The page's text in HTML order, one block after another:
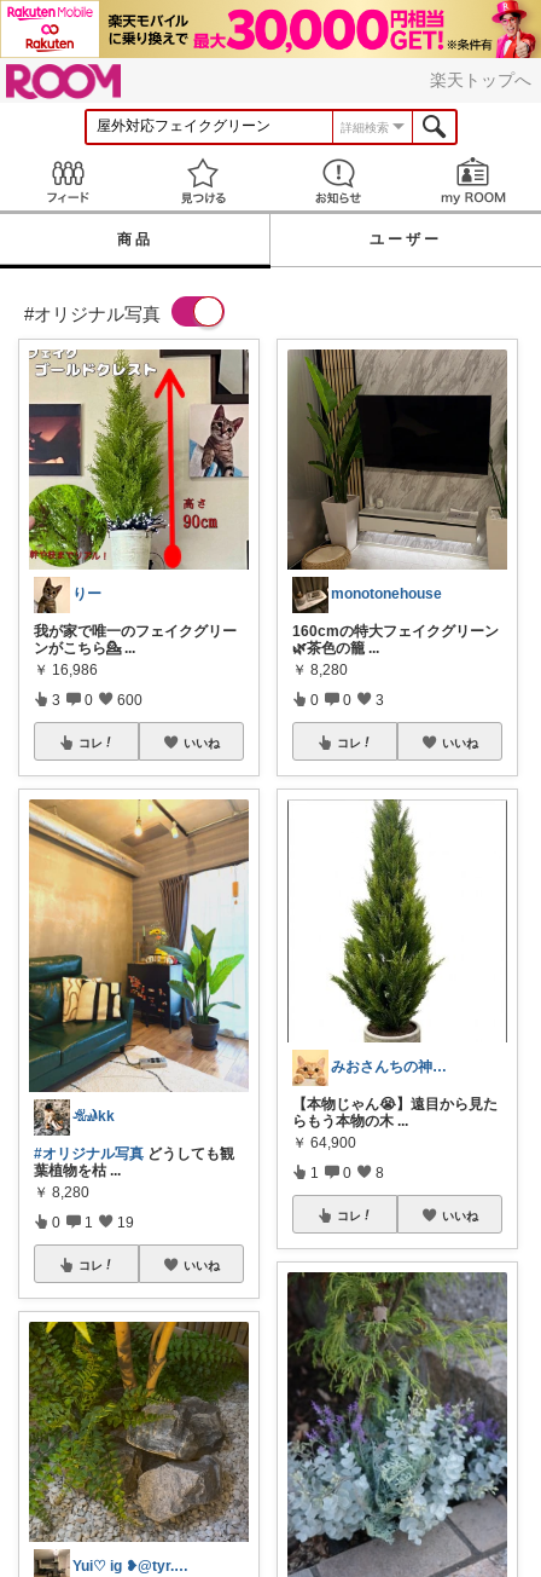
楽天トップへ
詳細検索
見つける お知らせ
商品 ユーザー
#オリジナル写真
りー
我が家で唯一のフェイクグリー
ンがこちら💁‍ ...
￥ 16,986
3 0 600
コレ いいね
𓃰kk
#オリジナル写真 どうしても観
葉植物を枯 ...
￥ 8,280
0 1 19
コレ いいね
Yui♡ ig ❥︎@tyr.home
monotonehouse
160cmの特大フェイクグリーン
🌿茶色の籠 ...
￥ 8,280
0 0 3
コレ いいね
みおさんちの神😇✨グッズ集🏠
【本物じゃん😭】遠目から見た
らもう本物の木 ...
￥ 64,900
1 0 8
コレ いいね